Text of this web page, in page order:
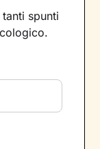
spunti